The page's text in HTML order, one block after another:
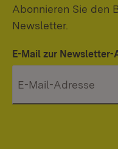
Abonnieren Sie den
Newsletter.
E-Mail zur